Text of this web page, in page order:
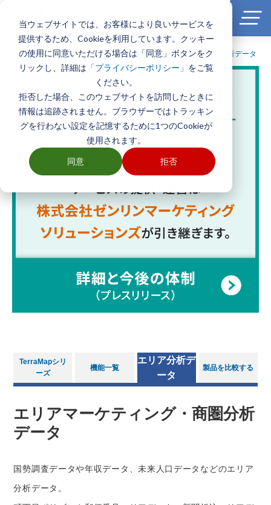
当ウェブサイトでは、お客様により良いサービスを
提供するため、Cookieを利用しています。クッキー
の使用に同意いただける場合は「同意」ボタンをク
リックし、詳細は 「プライバシーポリシー」 をご覧
ください。
拒否した場合、このウェブサイトを訪問したときに
情報は追跡されません。ブラウザーではトラッキン
グを行わない設定を記憶するために1つのCookieが
使用されます。
同意 拒否
ホーム> 製品とサービス一覧>エリアマーケティング・商圏分析データ
TerraMapシリ
ーズ
機能一覧
エリア分析デ
ータ
製品を比較する
エリアマーケティング・商圏分析
データ
国勢調査データや年収データ、未来人口データなどのエリア
分析データ。